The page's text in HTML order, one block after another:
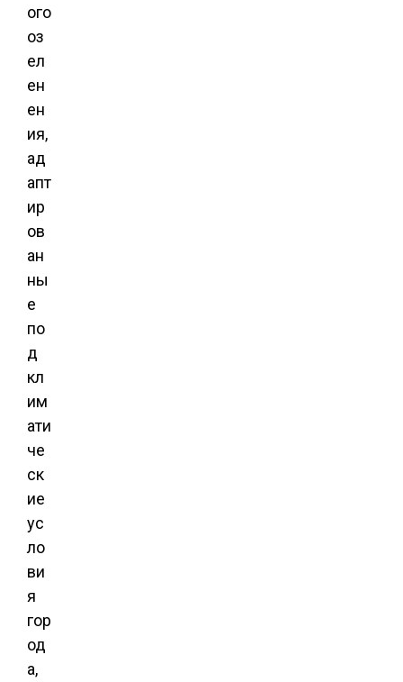
ого
оз
ел
ен
ен
ия,
ад
апт
ир
ов
ан
ны
е
по
д
кл
им
ати
че
ск
ие
ус
ло
ви
я
гор
од
а,